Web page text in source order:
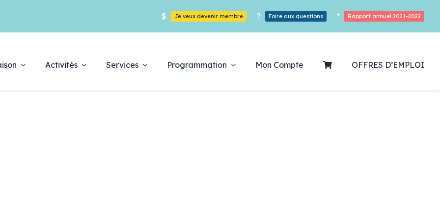
$ Je veux devenir membre ? Foire aux questions * Rapport annuel 2021-2022
Activités Services Programmation Mon Compte OFFRES D’EMPLOI